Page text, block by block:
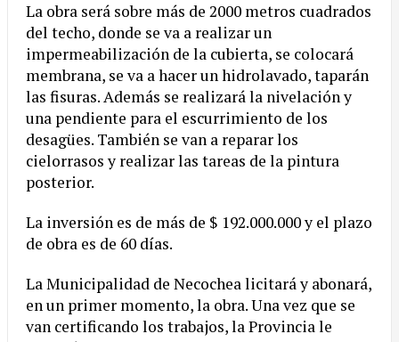
La obra será sobre más de 2000 metros cuadrados
del techo, donde se va a realizar un
impermeabilización de la cubierta, se colocará
membrana, se va a hacer un hidrolavado, taparán
las fisuras. Además se realizará la nivelación y
una pendiente para el escurrimiento de los
desagües. También se van a reparar los
cielorrasos y realizar las tareas de la pintura
posterior.
La inversión es de más de $ 192.000.000 y el plazo
de obra es de 60 días.
La Municipalidad de Necochea licitará y abonará,
en un primer momento, la obra. Una vez que se
van certificando los trabajos, la Provincia le